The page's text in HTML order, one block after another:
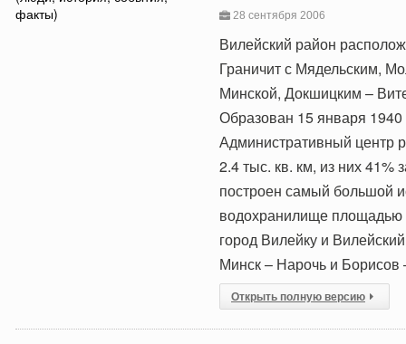
28 сентября 2006
Вилейский район
Граничит с Мядельским,
Минской, Докшицким –
Образован 15 января
Административный центр
2.4 тыс. кв. км, из них 41%
построен самый большой
водохранилище площадью
город Вилейку и
Минск – Нарочь и
Открыть полную версию